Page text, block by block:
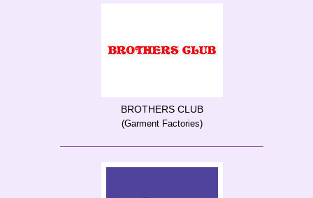
BROTHERS CLUB
(Garment Factories)